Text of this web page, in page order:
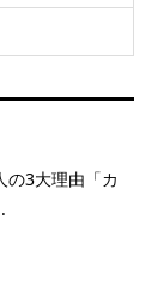
の3大理由「カ